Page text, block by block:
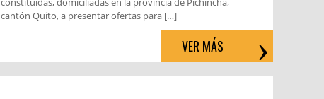
cantón Quito, a presentar ofertas para […]
VER MÁS